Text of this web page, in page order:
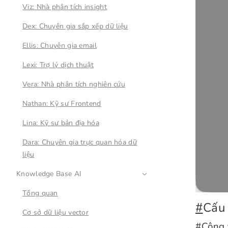
Viz: Nhà phân tích insight
Dex: Chuyên gia sắp xếp dữ liệu
Ellis: Chuyên gia email
Lexi: Trợ lý dịch thuật
Vera: Nhà phân tích nghiên cứu
Nathan: Kỹ sư Frontend
Lina: Kỹ sư bản địa hóa
Dara: Chuyên gia trực quan hóa dữ
liệu
Knowledge Base AI
Tổng quan
Cơ sở dữ liệu vector
#